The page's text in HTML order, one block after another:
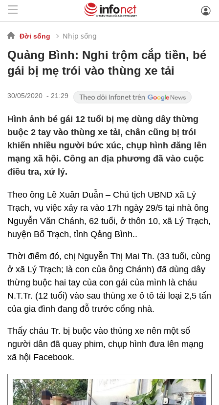
Đời sống Nhịp sống
Quảng Bình: Nghi trộm cắp tiền, bé
gái bị mẹ trói vào thùng xe tải
30/05/2020 - 21:29
Hình ảnh bé gái 12 tuổi bị mẹ dùng dây thừng
buộc 2 tay vào thùng xe tải, chân cũng bị trói
khiến nhiều người bức xúc, chụp hình đăng lên
mạng xã hội. Công an địa phương đã vào cuộc
điều tra, xử lý.
Theo ông Lê Xuân Duẫn – Chủ tịch UBND xã Lý
Trạch, vụ việc xảy ra vào 17h ngày 29/5 tại nhà ông
Nguyễn Văn Chánh, 62 tuổi, ở thôn 10, xã Lý Trạch,
huyện Bố Trạch, tỉnh Qảng Bình..
Thời điểm đó, chị Nguyễn Thị Mai Th. (33 tuổi, cùng
ở xã Lý Trạch; là con của ông Chánh) đã dùng dây
thừng buộc hai tay của con gái của mình là cháu
N.T.Tr. (12 tuổi) vào sau thùng xe ô tô tải loại 2,5 tấn
của gia đình đang đỗ trước cổng nhà.
Thấy cháu Tr. bị buộc vào thùng xe nên một số
người dân đã quay phim, chụp hình đưa lên mạng
xã hội Facebook.